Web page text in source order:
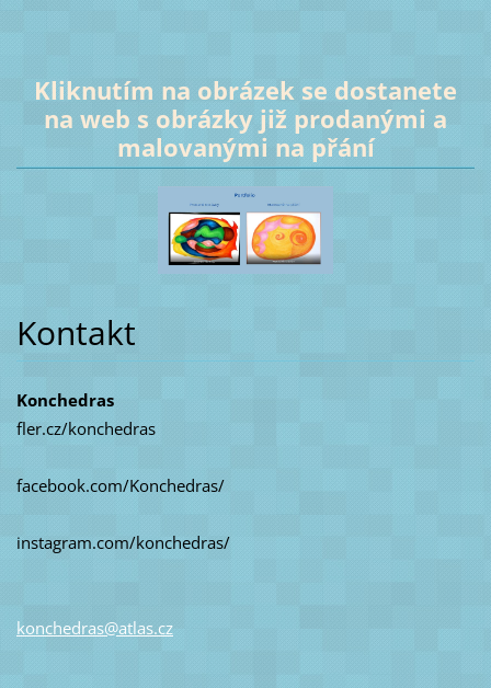
Kliknutím na obrázek se dostanete
na web s obrázky již prodanými a
malovanými na přání
Kontakt
Konchedras
fler.cz/konchedras
facebook.com/Konchedras/
instagram.com/konchedras/
konchedras@atlas.cz